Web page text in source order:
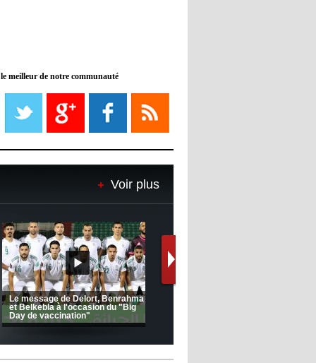
08:21 - 2022/11/08
Liverpool mis en vente par son
propriétaire
Le Barça savoure sa première
Real - Ancelotti : "On a joué trop
12:39 - 2022/11/06
Real : Les dirigeants veulent le
départ d'Hazard cet hiver
meilleur de notre communauté
Voir plus
(Coupe de la CAF) Nkana FC 1 -
CRB 0